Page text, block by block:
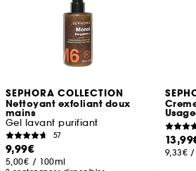
SEPHORA COLLECTION
Nettoyant exfoliant doux
mains
Gel lavant purifiant
57
9,99€
5,00€ / 100ml
9,33€ /